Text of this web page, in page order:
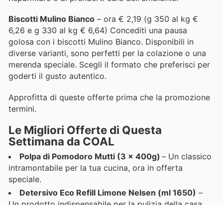
Biscotti Mulino Bianco – ora € 2,19 (g 350 al kg €
6,26 e g 330 al kg € 6,64) Concediti una pausa
golosa con i biscotti Mulino Bianco. Disponibili in
diverse varianti, sono perfetti per la colazione o una
merenda speciale. Scegli il formato che preferisci per
goderti il gusto autentico.
Approfitta di queste offerte prima che la promozione
termini.
Le Migliori Offerte di Questa
Settimana da COAL
Polpa di Pomodoro Mutti (3 x 400g) – Un classico
intramontabile per la tua cucina, ora in offerta
speciale.
Detersivo Eco Refill Limone Nelsen (ml 1650) –